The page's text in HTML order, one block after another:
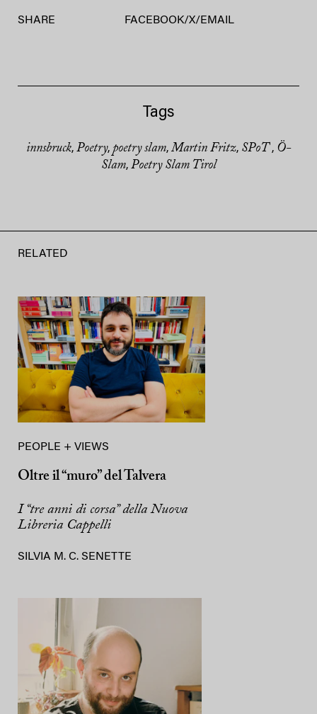
SHARE FACEBOOK/X/ EMAIL
Tags
innsbruck, Poetry, poetry slam, Martin Fritz, SPoT, Ö-
Slam, Poetry Slam Tirol
RELATED
PEOPLE + VIEWS
Oltre il “muro” del Talvera
I “tre anni di corsa” della Nuova
Libreria Cappelli
SILVIA M. C. SENETTE